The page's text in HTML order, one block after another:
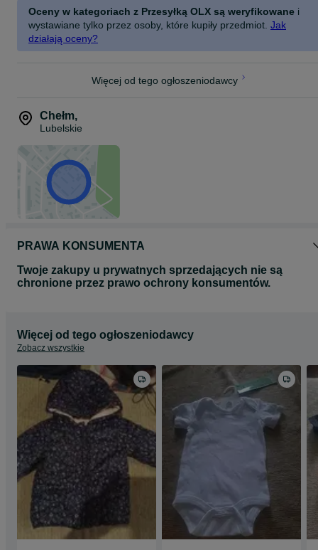
Oceny w kategoriach z Przesyłką OLX są weryfikowane i
wystawiane tylko przez osoby, które kupiły przedmiot. Jak
działają oceny?
Więcej od tego ogłoszeniodawcy
Chełm,
Lubelskie
PRAWA KONSUMENTA
Twoje zakupy u prywatnych sprzedających nie są
chronione przez prawo ochrony konsumentów.
Więcej od tego ogłoszeniodawcy
Zobacz wszystkie